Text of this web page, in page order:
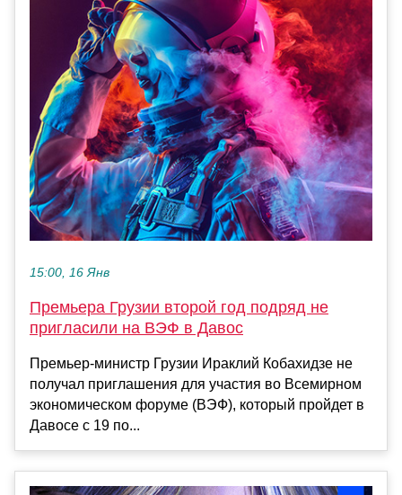
15:00, 16 Янв
Премьера Грузии второй год подряд не
пригласили на ВЭФ в Давос
Премьер-министр Грузии Ираклий Кобахидзе не
получал приглашения для участия во Всемирном
экономическом форуме (ВЭФ), который пройдет в
Давосе с 19 по...